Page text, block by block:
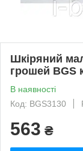
Шкіряний
грошей BGS
В наявності
Код: BGS3130
563 ₴